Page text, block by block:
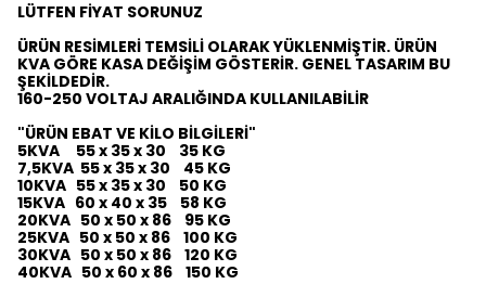
LÜTFEN FİYAT SORUNUZ
ÜRÜN RESİMLERİ TEMSİLİ OLARAK YÜKLENMİŞTİR. ÜRÜN
KVA GÖRE KASA DEĞİŞİM GÖSTERİR. GENEL TASARIM BU
ŞEKİLDEDİR.
160-250 VOLTAJ ARALIĞINDA KULLANILABİLİR
"ÜRÜN EBAT VE KİLO BİLGİLERİ"
5KVA 55 x 35 x 30 35 KG
7,5KVA 55 x 35 x 30 45 KG
10KVA 55 x 35 x 30 50 KG
15KVA 60 x 40 x 35 58 KG
20KVA 50 x 50 x 86 95 KG
25KVA 50 x 50 x 86 100 KG
30KVA 50 x 50 x 86 120 KG
40KVA 50 x 60 x 86 150 KG